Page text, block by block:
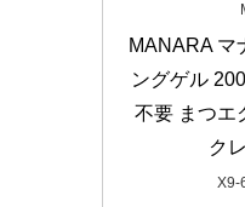
MANARA マ
ングゲル
不要 まつエ
ク
X9-